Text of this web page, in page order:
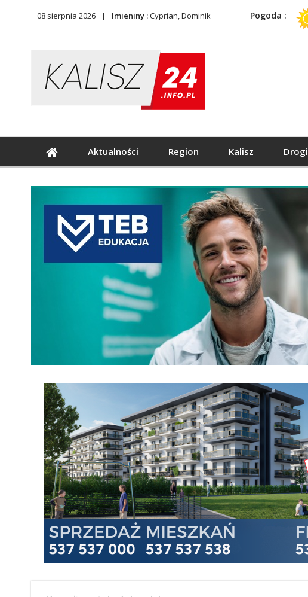
08 sierpnia 2026 Imieniny :Cyprian, Dominik Pogoda :
Aktualności Region Kalisz Drogi